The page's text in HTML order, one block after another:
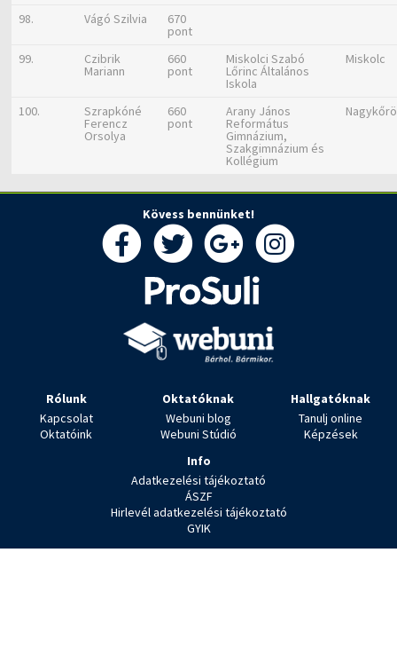
98. Vágó Szilvia 670
pont
99.
Czibrik
Mariann
660
pont
Miskolci Szabó
Lőrinc Általános
Iskola
Miskolc
100. Szrapkóné
Ferencz
Orsolya
660
pont
Arany János
Református
Gimnázium,
Szakgimnázium és
Kollégium
Kövess bennünket!
Rólunk
Kapcsolat
Oktatóink
Oktatóknak
Webuni blog
Webuni Stúdió
Hallgatóknak
Tanulj online
Képzések
Info
Adatkezelési tájékoztató
ÁSZF
Hirlevél adatkezelési tájékoztató
GYIK